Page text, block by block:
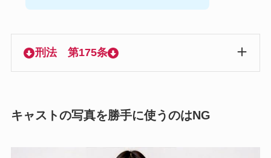
刑法 第175条
キャストの写真を勝手に使うのはNG